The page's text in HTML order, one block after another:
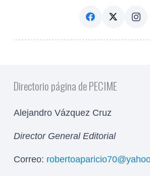
Directorio página de PECIME
Alejandro Vázquez Cruz
Director General Editorial
Correo: